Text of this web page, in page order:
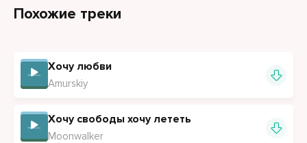
прожить.
жить.
Похожие треки
Хочу любви
Amurskiy
Хочу свободы хочу лететь
Moonwalker